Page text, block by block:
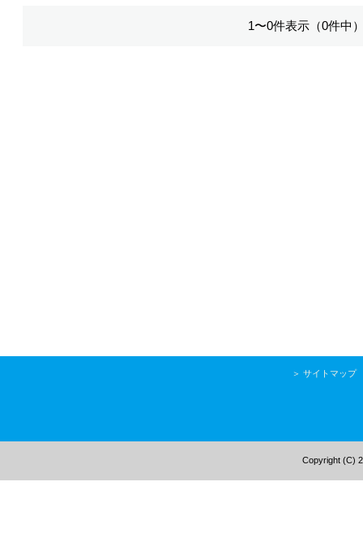
1〜0件表示（0件中
＞ サイトマップ
Copyright (C)